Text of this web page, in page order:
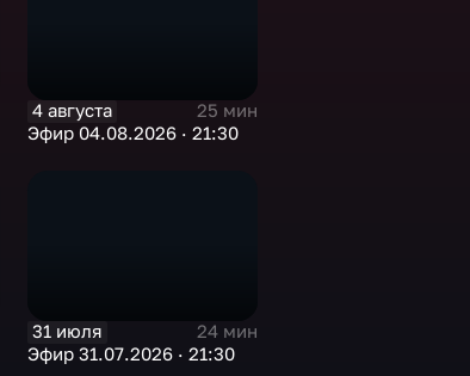
4 августа
25 мин
Эфир 04.08.2026 · 21:30
31 июля
24 мин
Эфир 31.07.2026 · 21:30